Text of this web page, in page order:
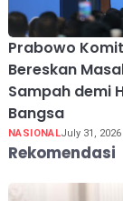
Prabowo
Bereskan
Sampah demi
Bangsa
NASIONALJuly 31, 2026
Rekomendasi